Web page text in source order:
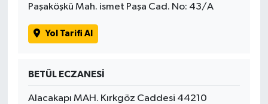
Paşaköşkü Mah. ismet Paşa Cad. No: 43/A
Yol Tarifi Al
BETÜL ECZANESİ
Alacakapı MAH. Kırkgöz Caddesi 44210